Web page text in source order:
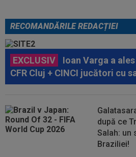
RECOMANDĂRILE REDACȚIEI
EXCLUSIV
Ioan Varga a
CFR Cluj + CINCI jucători cu
după ce
Salah: un
Braziliei!